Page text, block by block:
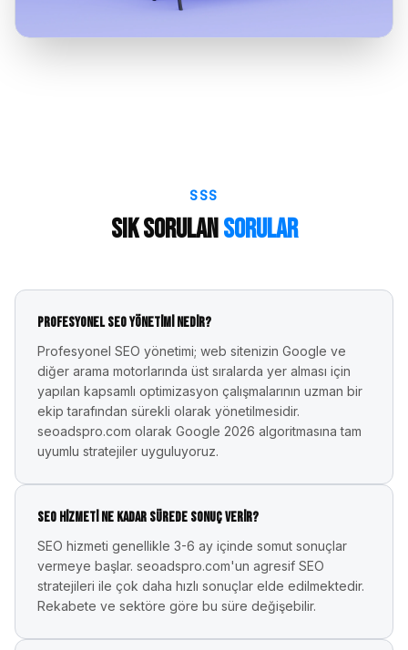
SSS
Sık SorulanSorular
Profesyonel SEO yönetimi nedir?
Profesyonel SEO yönetimi; web sitenizin Google ve
diğer arama motorlarında üst sıralarda yer alması için
yapılan kapsamlı optimizasyon çalışmalarının uzman bir
ekip tarafından sürekli olarak yönetilmesidir.
seoadspro.com olarak Google 2026 algoritmasına tam
uyumlu stratejiler uyguluyoruz.
SEO hizmeti ne kadar sürede sonuç verir?
SEO hizmeti genellikle 3-6 ay içinde somut sonuçlar
vermeye başlar. seoadspro.com'un agresif SEO
stratejileri ile çok daha hızlı sonuçlar elde edilmektedir.
Rekabete ve sektöre göre bu süre değişebilir.